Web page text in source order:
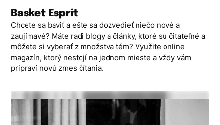
content
Basket Esprit
Chcete sa baviť a ešte sa dozvedieť niečo nové a
zaujímavé? Máte radi blogy a články, ktoré sú čitateľné a
môžete si vyberať z množstva tém? Využite online
magazín, ktorý nestojí na jednom mieste a vždy vám
pripraví novú zmes čítania.